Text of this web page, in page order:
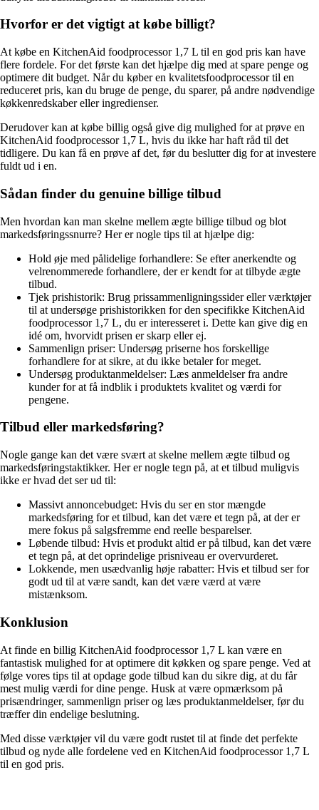
Hvorfor er det vigtigt at købe billigt?
At købe en KitchenAid foodprocessor 1,7 L til en god pris kan have
flere fordele. For det første kan det hjælpe dig med at spare penge og
optimere dit budget. Når du køber en kvalitetsfoodprocessor til en
reduceret pris, kan du bruge de penge, du sparer, på andre nødvendige
køkkenredskaber eller ingredienser.
Derudover kan at købe billig også give dig mulighed for at prøve en
KitchenAid foodprocessor 1,7 L, hvis du ikke har haft råd til det
tidligere. Du kan få en prøve af det, før du beslutter dig for at investere
fuldt ud i en.
Sådan finder du genuine billige tilbud
Men hvordan kan man skelne mellem ægte billige tilbud og blot
markedsføringssnurre? Her er nogle tips til at hjælpe dig:
Hold øje med pålidelige forhandlere: Se efter anerkendte og
velrenommerede forhandlere, der er kendt for at tilbyde ægte
tilbud.
Tjek prishistorik: Brug prissammenligningssider eller værktøjer
til at undersøge prishistorikken for den specifikke KitchenAid
foodprocessor 1,7 L, du er interesseret i. Dette kan give dig en
idé om, hvorvidt prisen er skarp eller ej.
Sammenlign priser: Undersøg priserne hos forskellige
forhandlere for at sikre, at du ikke betaler for meget.
Undersøg produktanmeldelser: Læs anmeldelser fra andre
kunder for at få indblik i produktets kvalitet og værdi for
pengene.
Tilbud eller markedsføring?
Nogle gange kan det være svært at skelne mellem ægte tilbud og
markedsføringstaktikker. Her er nogle tegn på, at et tilbud muligvis
ikke er hvad det ser ud til:
Massivt annoncebudget: Hvis du ser en stor mængde
markedsføring for et tilbud, kan det være et tegn på, at der er
mere fokus på salgsfremme end reelle besparelser.
Løbende tilbud: Hvis et produkt altid er på tilbud, kan det være
et tegn på, at det oprindelige prisniveau er overvurderet.
Lokkende, men usædvanlig høje rabatter: Hvis et tilbud ser for
godt ud til at være sandt, kan det være værd at være
mistænksom.
Konklusion
At finde en billig KitchenAid foodprocessor 1,7 L kan være en
fantastisk mulighed for at optimere dit køkken og spare penge. Ved at
følge vores tips til at opdage gode tilbud kan du sikre dig, at du får
mest mulig værdi for dine penge. Husk at være opmærksom på
prisændringer, sammenlign priser og læs produktanmeldelser, før du
træffer din endelige beslutning.
Med disse værktøjer vil du være godt rustet til at finde det perfekte
tilbud og nyde alle fordelene ved en KitchenAid foodprocessor 1,7 L
til en god pris.